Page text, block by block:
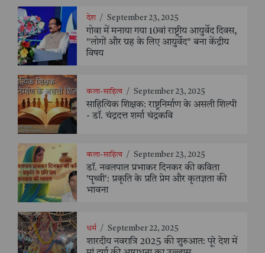
देश / September 23, 2025
गोवा में मनाया गया 10वां राष्ट्रीय आयुर्वेद दिवस,
"लोगों और ग्रह के लिए आयुर्वेद" बना केंद्रीय
विषय
कला-साहित्य / September 23, 2025
साहित्यिक शिक्षक: राष्ट्रनिर्माण के असली शिल्पी
- डॉ. चंद्रदत्त शर्मा चंद्रकवि
कला-साहित्य / September 23, 2025
डॉ. नवलपाल प्रभाकर दिनकर की कविता
'पृथ्वी': प्रकृति के प्रति प्रेम और कृतज्ञता की
भावना
धर्म / September 22, 2025
शारदीय नवरात्रि 2025 की शुरुआत: पूरे देश में